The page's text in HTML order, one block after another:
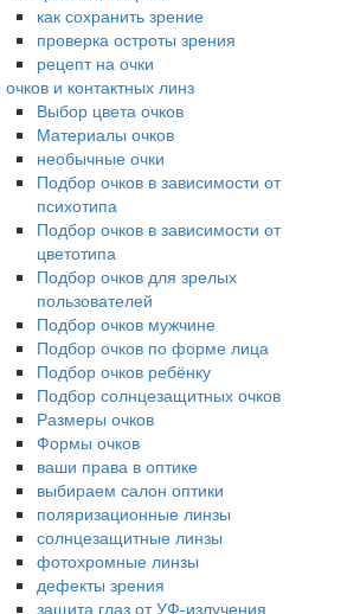
как сохранить зрение
проверка остроты зрения
рецепт на очки
и контактных линз
Выбор цвета очков
Материалы очков
необычные очки
Подбор очков в зависимости от
психотипа
Подбор очков в зависимости от
цветотипа
Подбор очков для зрелых
пользователей
Подбор очков мужчине
Подбор очков по форме лица
Подбор очков ребёнку
Подбор солнцезащитных очков
Размеры очков
Формы очков
ваши права в оптике
выбираем салон оптики
поляризационные линзы
солнцезащитные линзы
фотохромные линзы
дефекты зрения
защита глаз от УФ-излучения